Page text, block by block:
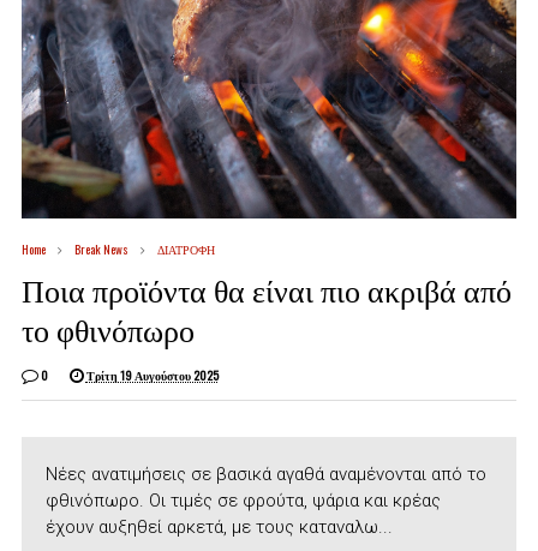
Home Break News ΔΙΑΤΡΟΦΗ
Ποια προϊόντα θα είναι πιο ακριβά από
το φθινόπωρο
0 Τρίτη 19 Αυγούστου 2025
Νέες ανατιμήσεις σε βασικά αγαθά αναμένονται από το
φθινόπωρο. Οι τιμές σε φρούτα, ψάρια και κρέας
έχουν αυξηθεί αρκετά, με τους καταναλω...